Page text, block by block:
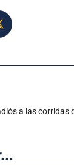
a las